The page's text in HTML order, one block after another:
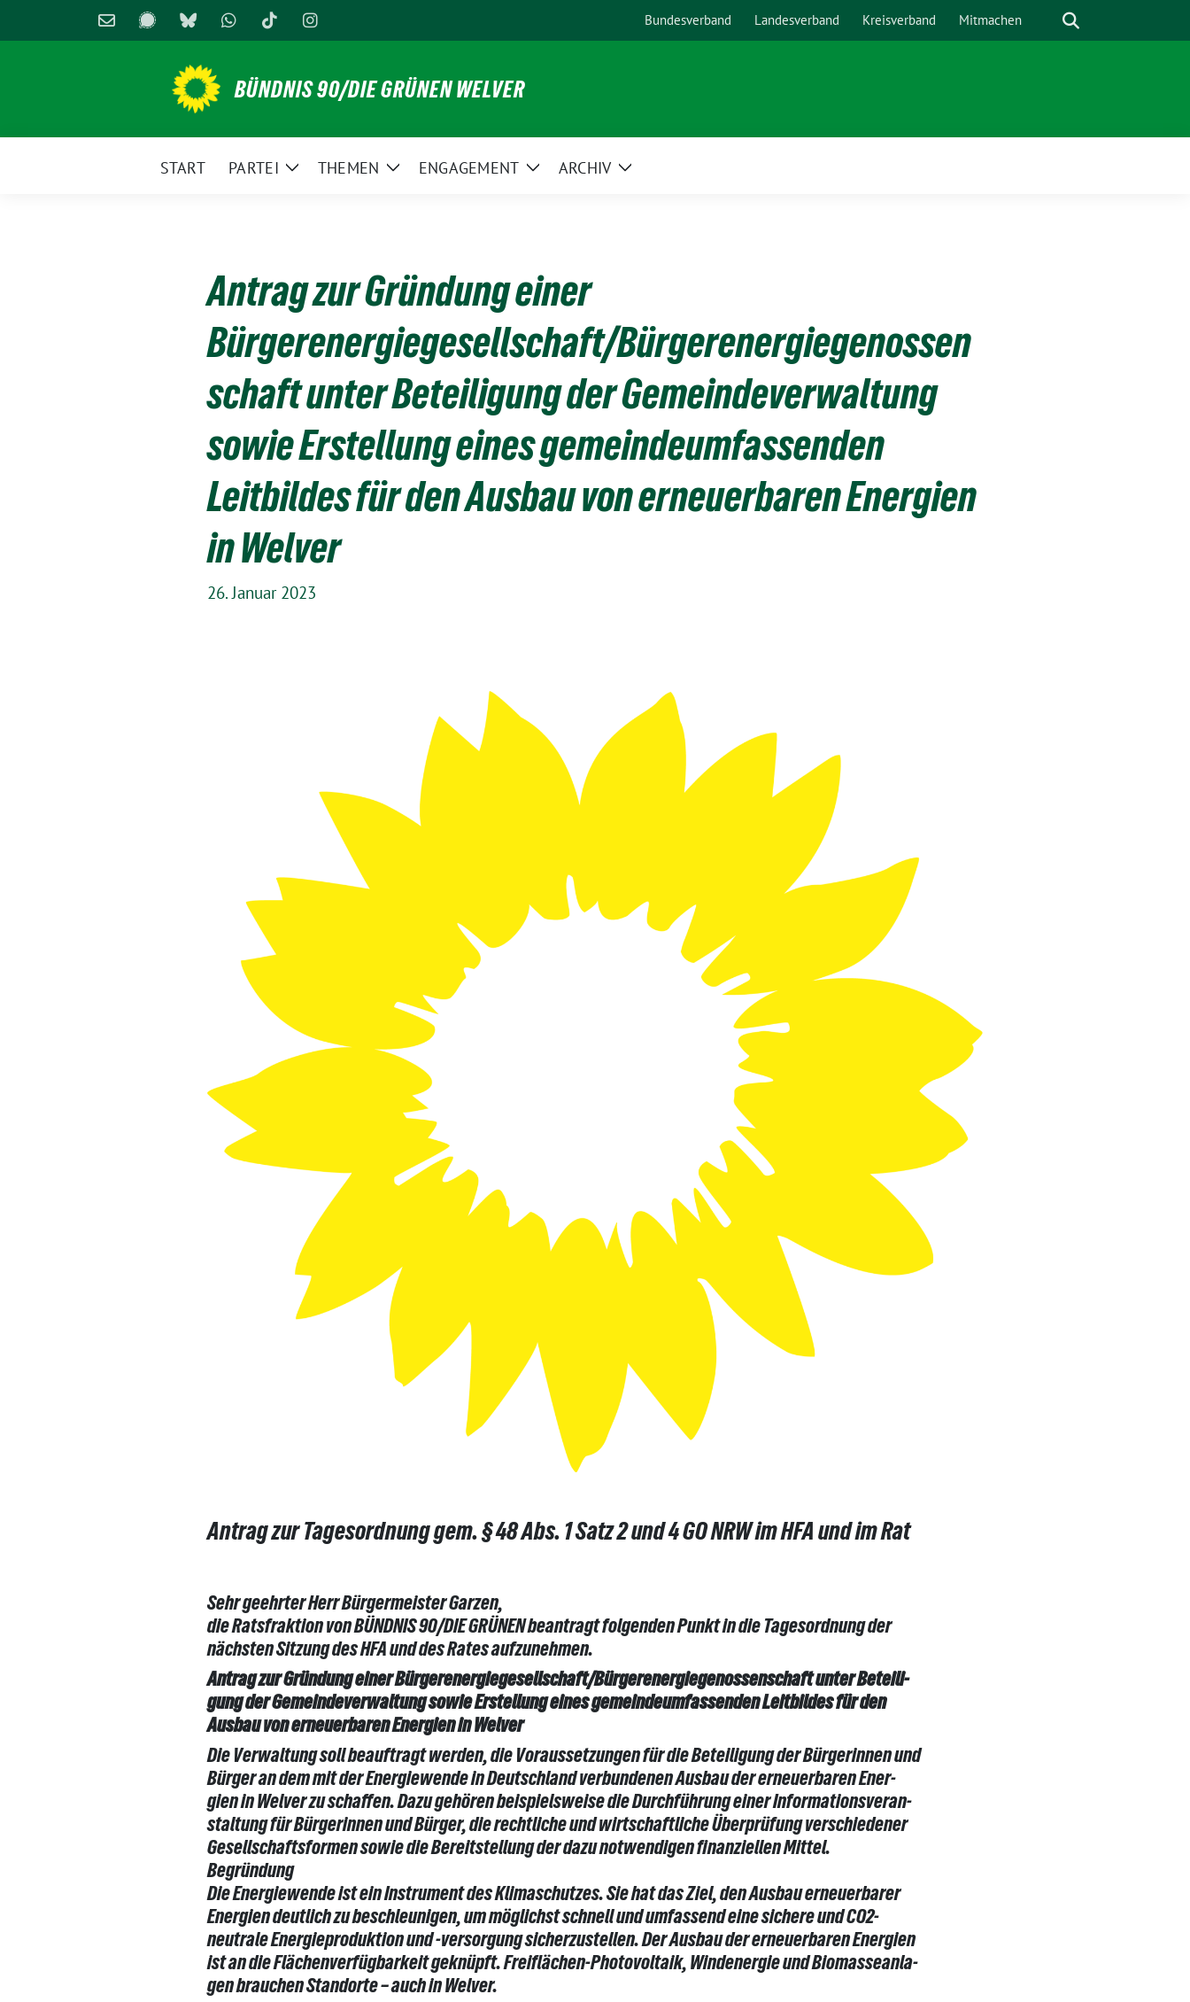
zum
Bundesverband Landesverband Kreisverband Mitmachen Suche
BÜNDNIS 90/DIE GRÜNEN WELVER
START PARTEI
ZeigeTHEMEN
ZeigeENGAGEMENT
ZeigeARCHIV
Zeige
Antrag zur Gründung einer
Bürgerenergiegesellschaft/Bürgerenergiegenossen
schaft unter Beteiligung der Gemeindeverwaltung
sowie Erstellung eines gemeindeumfassenden
Leitbildes für den Ausbau von erneuerbaren Energien
in Welver
26. Januar 2023
Antrag zur Tagesordnung gem. § 48 Abs. 1 Satz 2 und 4 GO NRW im HFA und im Rat
Sehr geehrter Herr Bürgermeister Garzen,
die Ratsfraktion von BÜNDNIS 90/DIE GRÜNEN beantragt folgenden Punkt in die Tagesordnung der
nächsten Sitzung des HFA und des Rates aufzunehmen.
Antrag zur Gründung einer Bürgerenergiegesellschaft/Bürgerenergiegenossenschaft unter Beteili-
gung der Gemeindeverwaltung sowie Erstellung eines gemeindeumfassenden Leitbildes für den
Ausbau von erneuerbaren Energien in Welver
Die Verwaltung soll beauftragt werden, die Voraussetzungen für die Beteiligung der Bürgerinnen und
Bürger an dem mit der Energiewende in Deutschland verbundenen Ausbau der erneuerbaren Ener-
gien in Welver zu schaffen. Dazu gehören beispielsweise die Durchführung einer Informationsveran-
staltung für Bürgerinnen und Bürger, die rechtliche und wirtschaftliche Überprüfung verschiedener
Gesellschaftsformen sowie die Bereitstellung der dazu notwendigen finanziellen Mittel.
Begründung
Die Energiewende ist ein Instrument des Klimaschutzes. Sie hat das Ziel, den Ausbau erneuerbarer
Energien deutlich zu beschleunigen, um möglichst schnell und umfassend eine sichere und CO2-
neutrale Energieproduktion und -versorgung sicherzustellen. Der Ausbau der erneuerbaren Energien
ist an die Flächenverfügbarkeit geknüpft. Freiflächen-Photovoltaik, Windenergie und Biomasseanla-
gen brauchen Standorte – auch in Welver.